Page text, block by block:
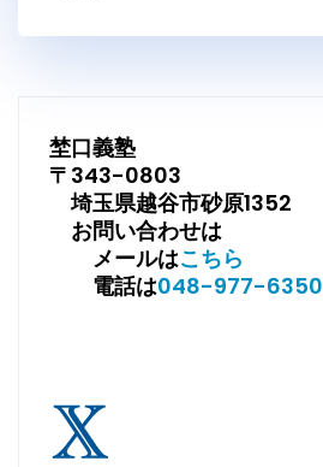
埜口義塾
〒343-0803
埼玉県越谷市砂原1352
お問い合わせは
メールはこちら
電話は048-977-6350